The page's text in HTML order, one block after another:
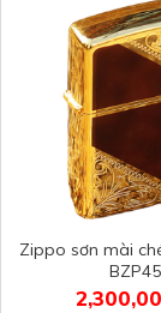
Zippo sơn mài
BZP45